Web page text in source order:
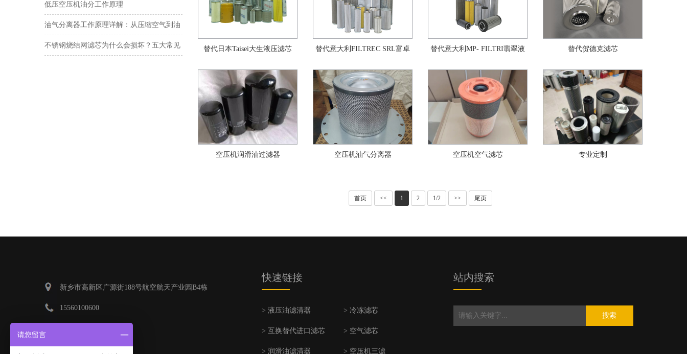
替代日本Taisei大生液压滤芯 替代意大利FILTREC SRL富卓
公司滤芯
替代意大利MP- FILTRI翡翠液
压滤芯
替代贺德克滤芯
空压机润滑油过滤器 空压机油气分离器 空压机空气滤芯 专业定制
首页 << 1 2 1/2 >> 尾页
哪些优点
低压空压机油分工作原理
油气分离器工作原理详解：从压缩空气到油
滴分离的完整过程
不锈钢烧结网滤芯为什么会损坏？五大常见
新乡市高新区广源街188号航空航天产业园B4栋
15560100600
快速链接
> 液压油滤清器 > 冷冻滤芯
> 互换替代进口滤芯 > 空气滤芯
> 润滑油滤清器 > 空压机三滤
站内搜索
搜索
请您留言